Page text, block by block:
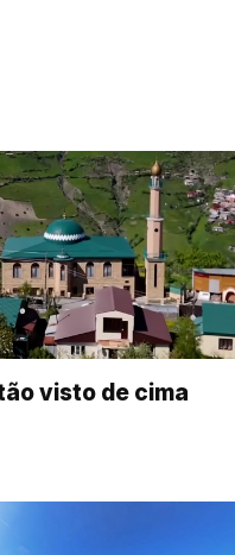
visto de cima